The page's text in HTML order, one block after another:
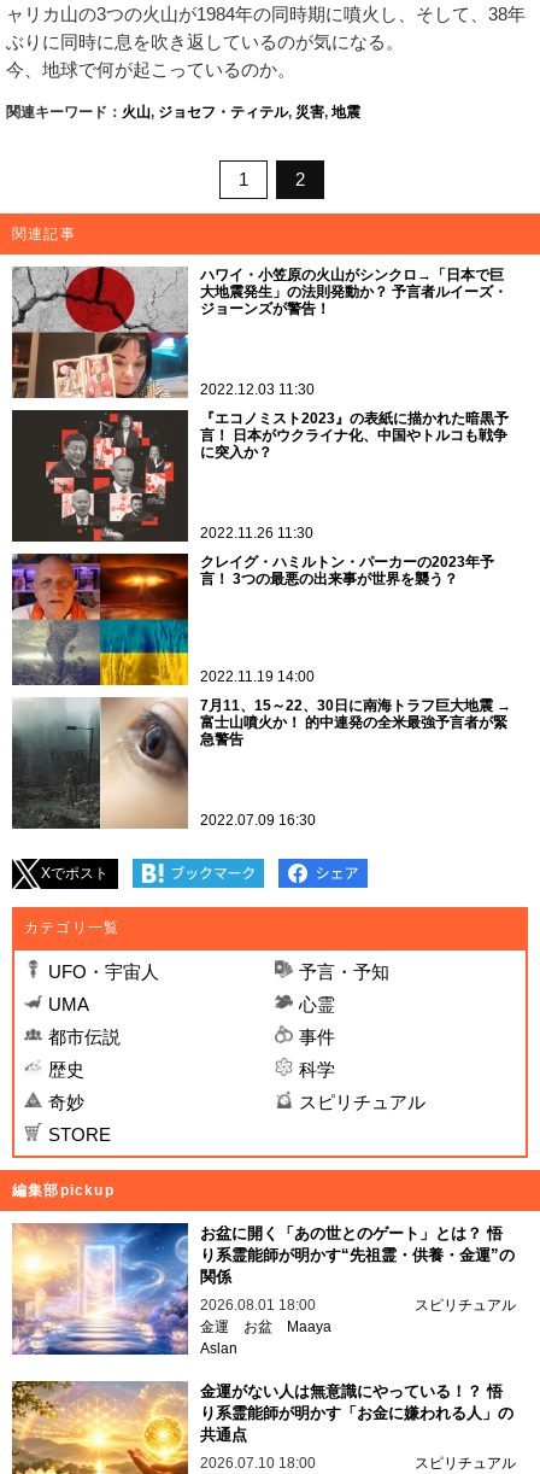
ャリカ山の3つの火山が1984年の同時期に噴火し、そして、38年
ぶりに同時に息を吹き返しているのが気になる。
今、地球で何が起こっているのか。
関連キーワード： 火山, ジョセフ・ティテル, 災害, 地震
1 2
関連記事
ハワイ・小笠原の火山がシンクロ→「日本で巨
大地震発生」の法則発動か？ 予言者ルイーズ・
ジョーンズが警告！
2022.12.03 11:30
『エコノミスト2023』の表紙に描かれた暗黒予
言！ 日本がウクライナ化、中国やトルコも戦争
に突入か？
2022.11.26 11:30
クレイグ・ハミルトン・パーカーの2023年予
言！ 3つの最悪の出来事が世界を襲う？
2022.11.19 14:00
7月11、15～22、30日に南海トラフ巨大地震 →
富士山噴火か！ 的中連発の全米最強予言者が緊
急警告
2022.07.09 16:30
Xでポスト
カテゴリ一覧
UFO・宇宙人
予言・予知
UMA
心霊
都市伝説
事件
歴史
科学
奇妙
スピリチュアル
STORE
編集部pickup
お盆に開く「あの世とのゲート」とは？ 悟
り系霊能師が明かす“先祖霊・供養・金運”の
関係
2026.08.01 18:00
スピリチュアル
金運
お盆
Maaya
Aslan
金運がない人は無意識にやっている！？ 悟
り系霊能師が明かす「お金に嫌われる人」の
共通点
2026.07.10 18:00
スピリチュアル